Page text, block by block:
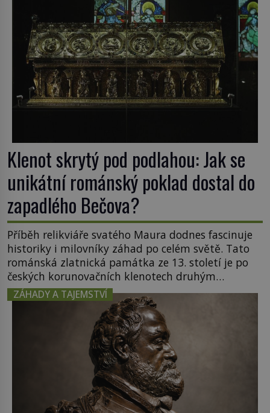
typické a pro Středoevropana zajímavé? Na
mapách má […]
Klenot skrytý pod podlahou: Jak se
unikátní románský poklad dostal do
zapadlého Bečova?
Příběh relikviáře svatého Maura dodnes fascinuje
historiky i milovníky záhad po celém světě. Tato
románská zlatnická památka ze 13. století je po
českých korunovačních klenotech druhým
nejcennějším movitým majetkem v České
republice. Přestože byl klenot v roce 1985 po
dramatickém pátrání kriminalistů úspěšně
nalezen, jeho minulost stále obestírá hustá mlha.
Otázky, jak přesně se tato […]
ZÁHADY A TAJEMSTVÍ